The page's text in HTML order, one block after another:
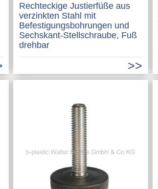
Rechteckige Justierfüße aus
verzinkten Stahl mit
Befestigungsbohrungen und
Sechskant-Stellschraube, Fuß
drehbar